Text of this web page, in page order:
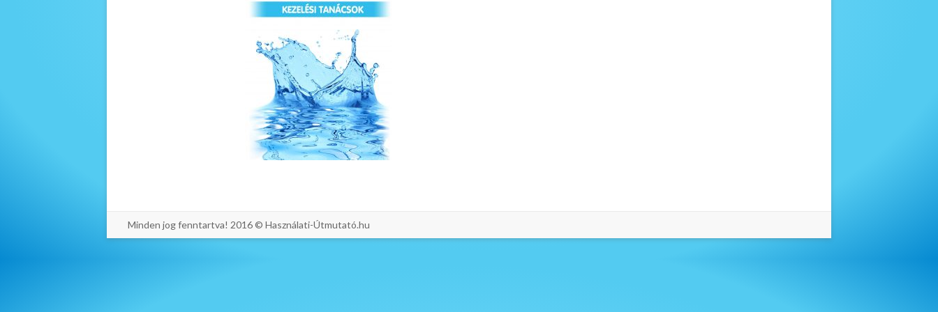
Minden jog fenntartva! 2016 © Használati-Útmutató.hu